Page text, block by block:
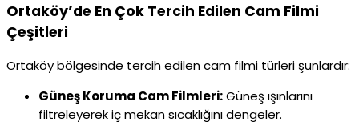
Ortaköy’de En Çok Tercih Edilen Cam Filmi
Çeşitleri
Ortaköy bölgesinde tercih edilen cam filmi türleri şunlardır:
Güneş Koruma Cam Filmleri:Güneş ışınlarını
filtreleyerek iç mekan sıcaklığını dengeler.